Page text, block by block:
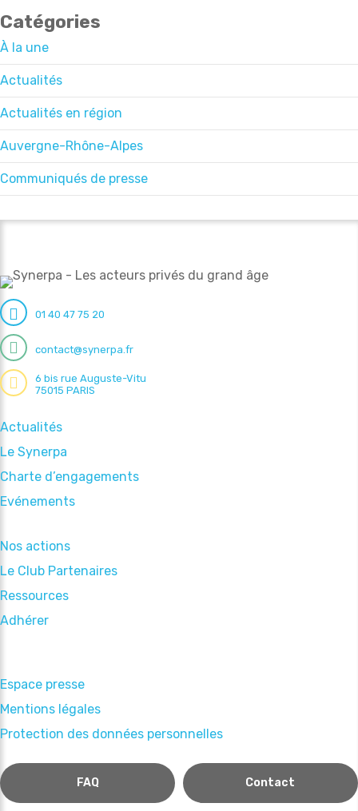
Catégories
À la une
Actualités
Actualités en région
Auvergne-Rhône-Alpes
Communiqués de presse
01 40 47 75 20
contact@synerpa.fr
6 bis rue Auguste-Vitu
75015 PARIS
Actualités
Le Synerpa
Charte d’engagements
Evénements
Nos actions
Le Club Partenaires
Ressources
Adhérer
Espace presse
Mentions légales
Protection des données personnelles
FAQ Contact